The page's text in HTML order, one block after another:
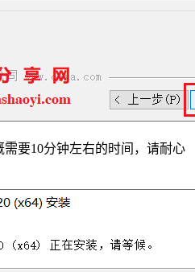
要10分钟左右的时间，请耐心